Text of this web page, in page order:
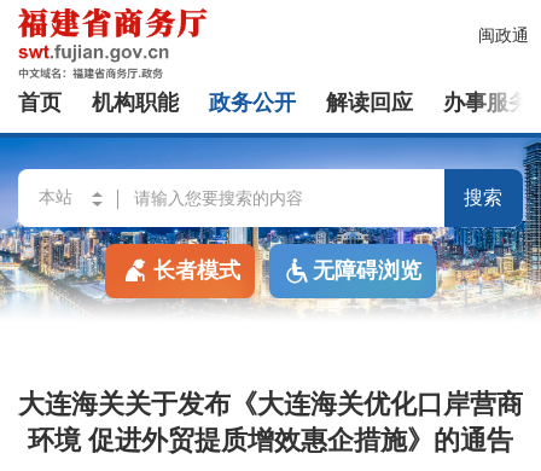
闽政通
首页 机构职能 政务公开 解读回应 办事服务
搜索
长者模式 无障碍浏览
大连海关关于发布《大连海关优化口岸营商
环境 促进外贸提质增效惠企措施》的通告